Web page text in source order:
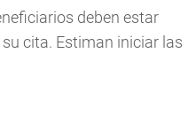
deben estar
cita. Estiman iniciar las